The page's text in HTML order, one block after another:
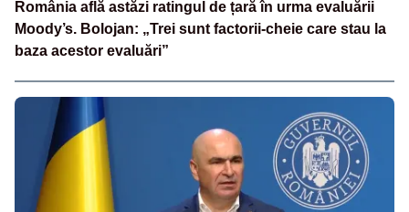
România află astăzi ratingul de țară în urma evaluării
Moody’s. Bolojan: „Trei sunt factorii-cheie care stau la
baza acestor evaluări”